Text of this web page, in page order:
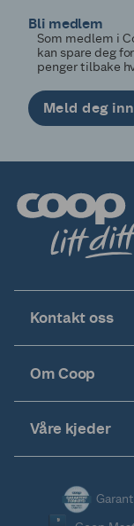
Bli medlem
Som medlem i
kan spare deg
penger tilbake
Meld deg inn
Kontakt oss
Om Coop
Våre kjeder